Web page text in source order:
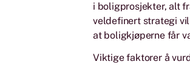
i boligprosjekter, alt
veldefinert strategi
at boligkjøperne får
Viktige faktorer å